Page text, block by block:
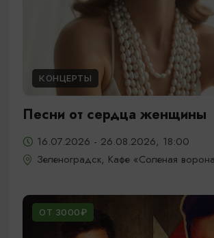
КОНЦЕРТЫ
Песни от сердца женщины
16.07.2026 - 26.08.2026, 18:00
Зеленоградск, Кафе «Соленая
ОТ 3000₽